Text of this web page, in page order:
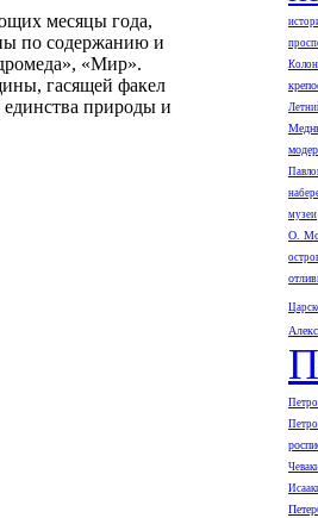
месяцы года,
по содержанию и
«Мир».
гасящей факел
единства природы и
музеи
О.